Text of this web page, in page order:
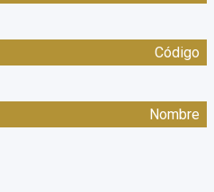
Código
Nombre